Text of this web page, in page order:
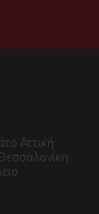
Αττική